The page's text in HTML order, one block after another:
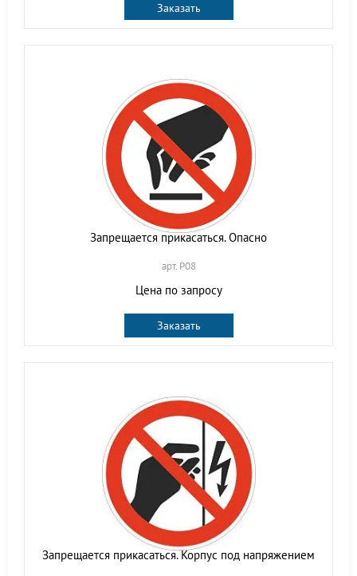
Заказать
Запрещается прикасаться. Опасно
арт. P08
Цена по запросу
Заказать
Запрещается прикасаться. Корпус под напряжением